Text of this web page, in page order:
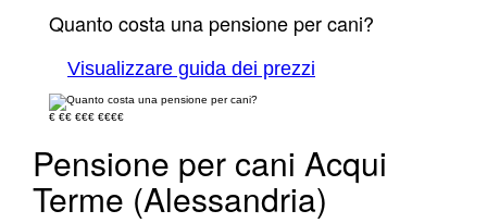
Quanto costa una pensione per cani?
Visualizzare guida dei prezzi
€ €€ €€€ €€€€
Pensione per cani Acqui
Terme (Alessandria)